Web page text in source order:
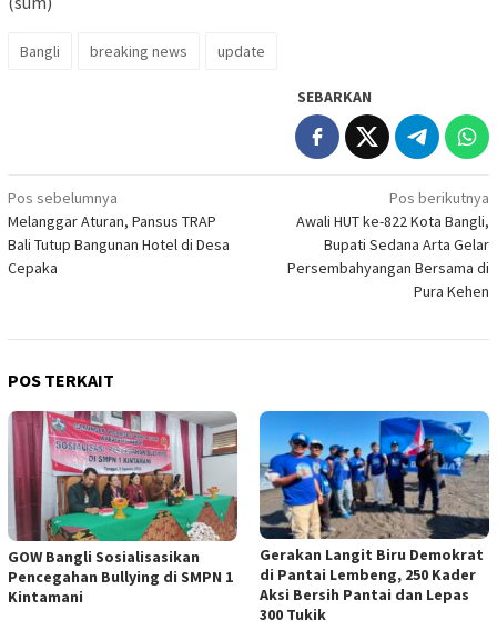
Bangli breaking news update
SEBARKAN
Navigasi
pos
Pos sebelumnya
Melanggar Aturan, Pansus TRAP
Bali Tutup Bangunan Hotel di Desa
Cepaka
Pos berikutnya
Awali HUT ke-822 Kota Bangli,
Bupati Sedana Arta Gelar
Persembahyangan Bersama di
Pura Kehen
POS TERKAIT
GOW Bangli Sosialisasikan
Pencegahan Bullying di SMPN 1
Kintamani
Gerakan Langit Biru Demokrat
di Pantai Lembeng, 250 Kader
Aksi Bersih Pantai dan Lepas
300 Tukik